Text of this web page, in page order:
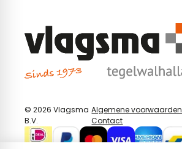
© 2026 Vlagsma
B.V.
Algemene voorwaarden
Contact